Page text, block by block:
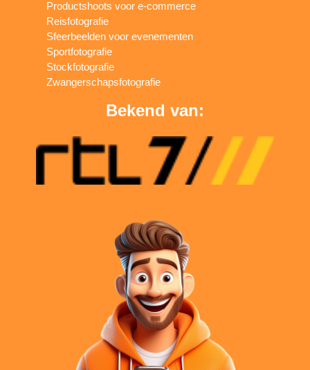
Productshoots voor e-commerce
Reisfotografie
Sfeerbeelden voor evenementen
Sportfotografie
Stockfotografie
Zwangerschapsfotografie
Bekend van: